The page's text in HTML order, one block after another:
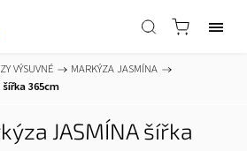
VÝSUVNÉ / MARKÝZA JASMÍNA /
365cm
JASMÍNA šířka